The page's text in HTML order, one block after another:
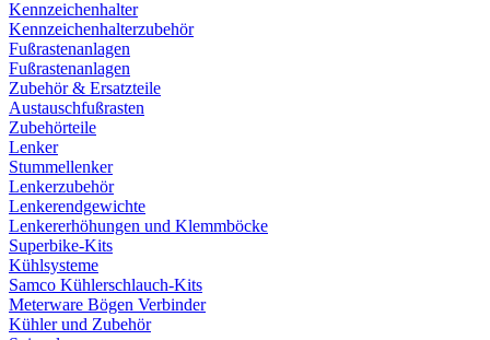
Kennzeichenhalter
Kennzeichenhalterzubehör
Fußrastenanlagen
Fußrastenanlagen
Zubehör & Ersatzteile
Austauschfußrasten
Zubehörteile
Lenker
Stummellenker
Lenkerzubehör
Lenkerendgewichte
Lenkererhöhungen und Klemmböcke
Superbike-Kits
Kühlsysteme
Samco Kühlerschlauch-Kits
Meterware Bögen Verbinder
Kühler und Zubehör